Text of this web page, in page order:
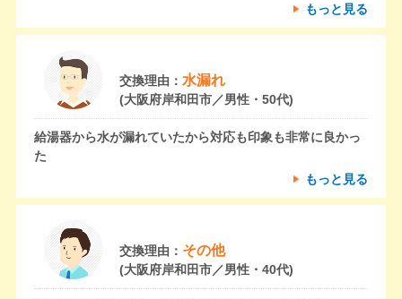
もっと見る
交換理由： 水漏れ
(大阪府岸和田市／男性・50代)
給湯器から水が漏れていたから対応も印象も非常に良かっ
た
もっと見る
交換理由： その他
(大阪府岸和田市／男性・40代)